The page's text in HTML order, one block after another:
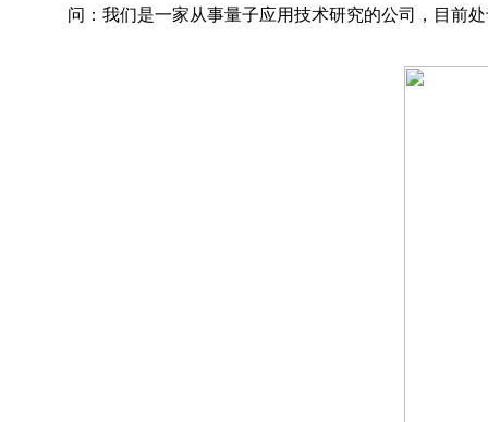
问：我们是一家从事量子应用技术研究的公司，目前